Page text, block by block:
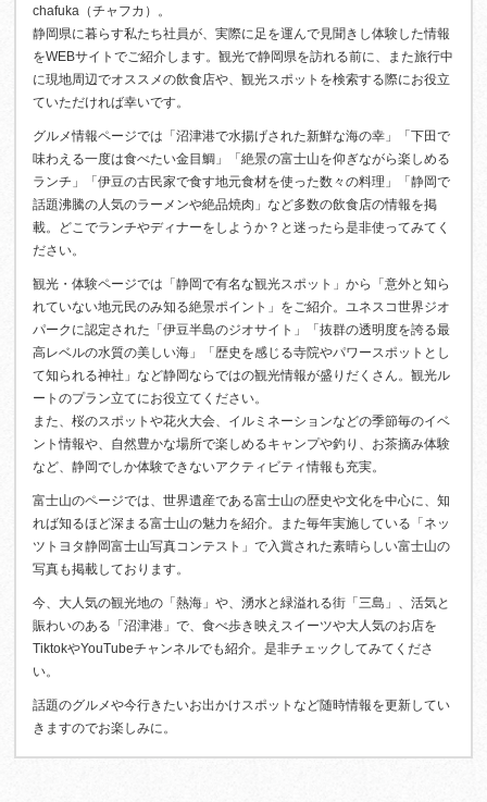
chafuka（チャフカ）。
静岡県に暮らす私たち社員が、実際に足を運んで見聞きし体験した情報
をWEBサイトでご紹介します。観光で静岡県を訪れる前に、また旅行中
に現地周辺でオススメの飲食店や、観光スポットを検索する際にお役立
ていただければ幸いです。
グルメ情報ページでは「沼津港で水揚げされた新鮮な海の幸」「下田で
味わえる一度は食べたい金目鯛」「絶景の富士山を仰ぎながら楽しめる
ランチ」「伊豆の古民家で食す地元食材を使った数々の料理」「静岡で
話題沸騰の人気のラーメンや絶品焼肉」など多数の飲食店の情報を掲
載。どこでランチやディナーをしようか？と迷ったら是非使ってみてく
ださい。
観光・体験ページでは「静岡で有名な観光スポット」から「意外と知ら
れていない地元民のみ知る絶景ポイント」をご紹介。ユネスコ世界ジオ
パークに認定された「伊豆半島のジオサイト」「抜群の透明度を誇る最
高レベルの水質の美しい海」「歴史を感じる寺院やパワースポットとし
て知られる神社」など静岡ならではの観光情報が盛りだくさん。観光ル
ートのプラン立てにお役立てください。
また、桜のスポットや花火大会、イルミネーションなどの季節毎のイベ
ント情報や、自然豊かな場所で楽しめるキャンプや釣り、お茶摘み体験
など、静岡でしか体験できないアクティビティ情報も充実。
富士山のページでは、世界遺産である富士山の歴史や文化を中心に、知
れば知るほど深まる富士山の魅力を紹介。また毎年実施している「ネッ
ツトヨタ静岡富士山写真コンテスト」で入賞された素晴らしい富士山の
写真も掲載しております。
今、大人気の観光地の「熱海」や、湧水と緑溢れる街「三島」、活気と
賑わいのある「沼津港」で、食べ歩き映えスイーツや大人気のお店を
TiktokやYouTubeチャンネルでも紹介。是非チェックしてみてくださ
い。
話題のグルメや今行きたいお出かけスポットなど随時情報を更新してい
きますのでお楽しみに。